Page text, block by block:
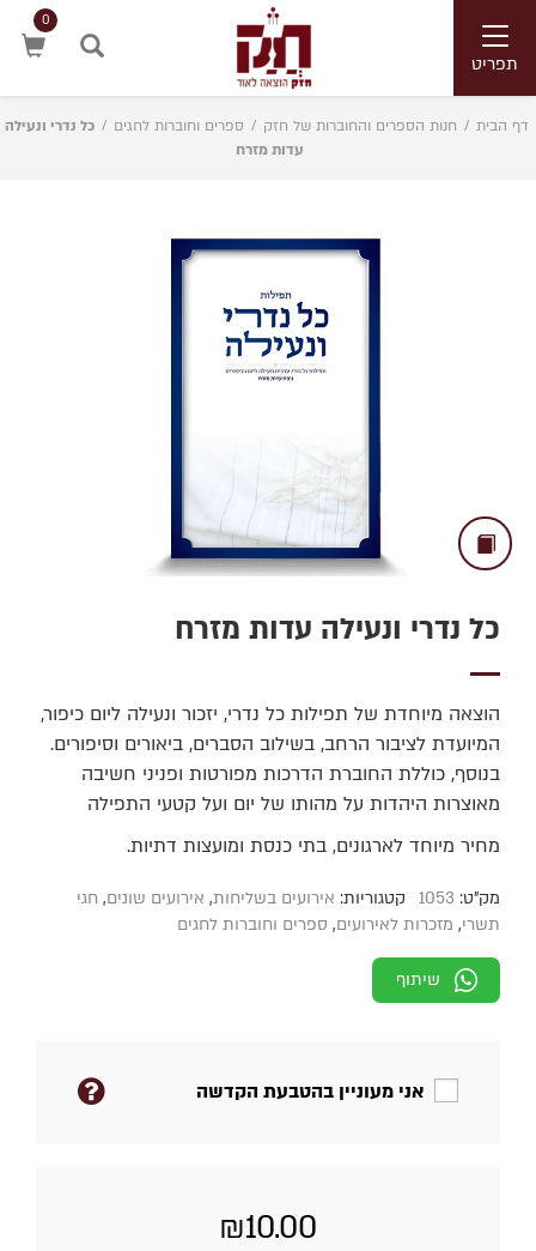
Toggle
navigationתפריט
0
דף הבית / חנות הספרים והחוברות של חזק / ספרים וחוברות לחגים / כל נדרי ונעילה
עדות מזרח
כל נדרי ונעילה עדות מזרח
הוצאה מיוחדת של תפילות כל נדרי‚ יזכור ונעילה ליום כיפור‚
המיועדת לציבור הרחב‚ בשילוב הסברים‚ ביאורים וסיפורים.
בנוסף‚ כוללת החוברת הדרכות מפורטות ופניני חשיבה
מאוצרות היהדות על מהותו של יום ועל קטעי התפילה
מחיר מיוחד לארגונים, בתי כנסת ומועצות דתיות.
מק"ט: 1053 קטגוריות: אירועים בשליחות, אירועים שונים, חגי
תשרי, מזכרות לאירועים, ספרים וחוברות לחגים
שיתוף
אני מעוניין בהטבעת הקדשה
₪10.00